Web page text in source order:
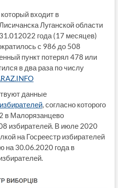
входит в
Луганской области
года (17 месяцев)
с 986 до 508
пункт потерял 478 или
в два раза по числу
данные
, согласно которого
в Малорязанцево
избирателей. В июле 2020
на Госреестр избирателей
на 30.06.2020 года в